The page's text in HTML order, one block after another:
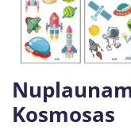
Kosmosas